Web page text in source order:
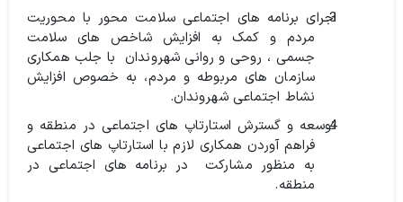
اجرای برنامه های اجتماعی سلامت محور با محوریت
مردم و کمک به افزایش شاخص های سلامت
جسمی ، روحی و روانی شهروندان با جلب همکاری
سازمان های مربوطه و مردم، به خصوص افزایش
نشاط اجتماعی شهروندان.
توسعه و گسترش استارتاپ های اجتماعی در منطقه و
فراهم آوردن همکاری لازم با استارتاپ های اجتماعی
به منظور مشارکت
در برنامه های اجتماعی در
منطقه.